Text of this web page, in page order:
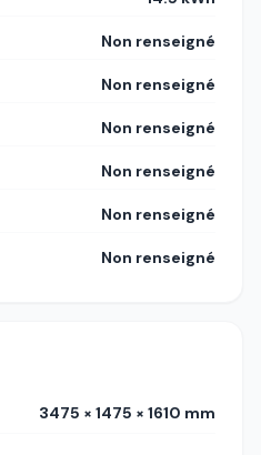
Non renseigné
Non renseigné
Non renseigné
Non renseigné
Non renseigné
Non renseigné
3475 × 1475 × 1610 mm